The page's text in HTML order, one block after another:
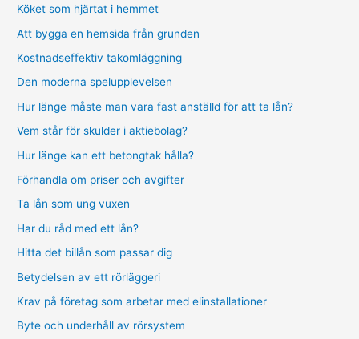
Köket som hjärtat i hemmet
Att bygga en hemsida från grunden
Kostnadseffektiv takomläggning
Den moderna spelupplevelsen
Hur länge måste man vara fast anställd för att ta lån?
Vem står för skulder i aktiebolag?
Hur länge kan ett betongtak hålla?
Förhandla om priser och avgifter
Ta lån som ung vuxen
Har du råd med ett lån?
Hitta det billån som passar dig
Betydelsen av ett rörläggeri
Krav på företag som arbetar med elinstallationer
Byte och underhåll av rörsystem